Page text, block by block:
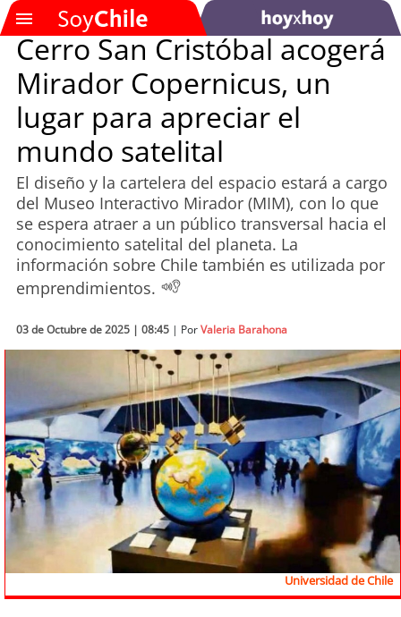
Podcast
Actualidad
Entretención
Economía
Deportes
Sostenibilidad
soychile
soyarica
soy iquique
Cerro San Cristóbal acogerá
Mirador Copernicus, un
lugar para apreciar el
mundo satelital
El diseño y la cartelera del espacio estará a cargo
del Museo Interactivo Mirador (MIM), con lo que
se espera atraer a un público transversal hacia el
conocimiento satelital del planeta. La
información sobre Chile también es utilizada por
emprendimientos.
03 de Octubre de 2025 | 08:45 | PorValeria Barahona
Universidad de Chile